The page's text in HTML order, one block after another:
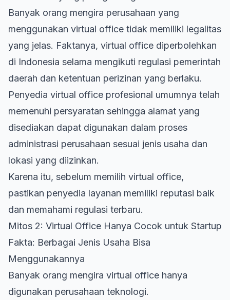
Banyak orang mengira perusahaan yang
menggunakan virtual office tidak memiliki legalitas
yang jelas. Faktanya, virtual office diperbolehkan
di Indonesia selama mengikuti regulasi pemerintah
daerah dan ketentuan perizinan yang berlaku.
Penyedia virtual office profesional umumnya telah
memenuhi persyaratan sehingga alamat yang
disediakan dapat digunakan dalam proses
administrasi perusahaan sesuai jenis usaha dan
lokasi yang diizinkan.
Karena itu, sebelum memilih virtual office,
pastikan penyedia layanan memiliki reputasi baik
dan memahami regulasi terbaru.
Mitos 2: Virtual Office Hanya Cocok untuk Startup
Fakta: Berbagai Jenis Usaha Bisa
Menggunakannya
Banyak orang mengira virtual office hanya
digunakan perusahaan teknologi.